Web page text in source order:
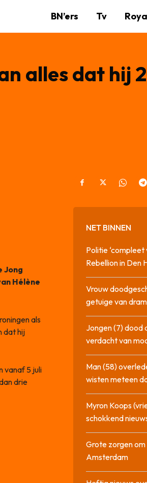
BN’ers Tv
alles dat hij
Jong
Hélène
als
dat hij
vanaf 5 juli
drie
NET BINNEN
Politie
Rebellion in Den
Vrouw
getuige van
Jongen (7)
verdacht van
Man (58)
wisten meteen
Myron Koops
schokkend
Grote zorgen om
Amsterdam